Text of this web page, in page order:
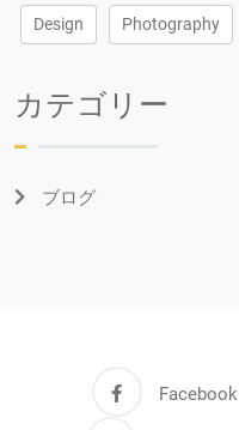
Design Photography
カテゴリー
ブログ
Facebook